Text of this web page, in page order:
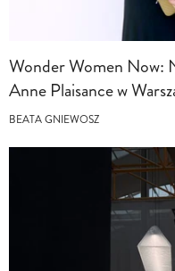
Wonder Women Now:
Anne Plaisance w
BEATA GNIEWOSZ